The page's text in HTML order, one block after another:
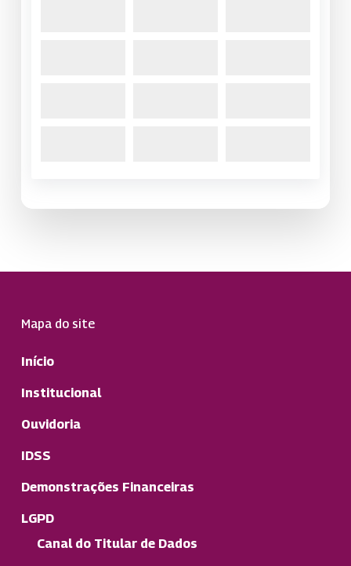
Mapa do site
Início
Institucional
Ouvidoria
IDSS
Demonstrações Financeiras
LGPD
Canal do Titular de Dados